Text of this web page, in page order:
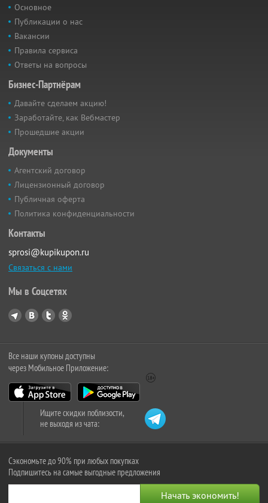
Основное
Публикации о нас
Вакансии
Правила сервиса
Ответы на вопросы
Бизнес-Партнёрам
Давайте сделаем акцию!
Заработайте, как Вебмастер
Прошедшие акции
Документы
Агентский договор
Лицензионный договор
Публичная оферта
Политика конфиденциальности
Контакты
sprosi@kupikupon.ru
Связаться с нами
Мы в Соцсетях
Все наши купоны доступны
через Мобильное Приложение:
Ищите скидки поблизости,
не выходя из чата:
Сэкономьте до 90% при любых покупках
Подпишитесь на самые выгодные предложения